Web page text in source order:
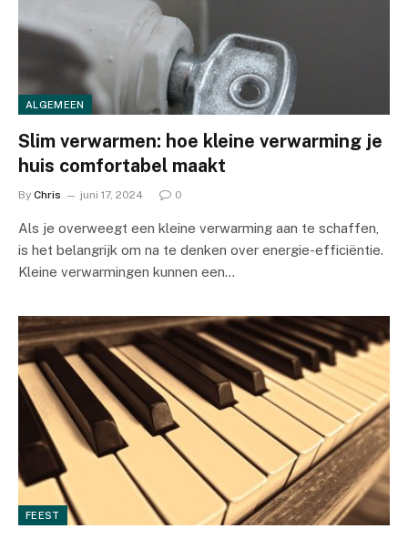
ALGEMEEN
Slim verwarmen: hoe kleine verwarming je
huis comfortabel maakt
By Chris juni 17, 2024 0
Als je overweegt een kleine verwarming aan te schaffen,
is het belangrijk om na te denken over energie-efficiëntie.
Kleine verwarmingen kunnen een…
FEEST